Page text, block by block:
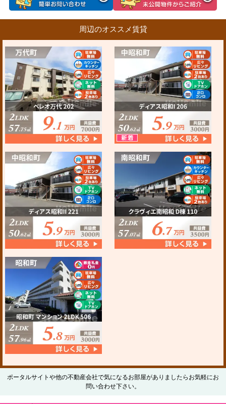
周辺のオススメ賃貸
ポータルサイトや他の不動産会社で気になるお部屋がありましたらお気軽にお
問い合わせ下さい。